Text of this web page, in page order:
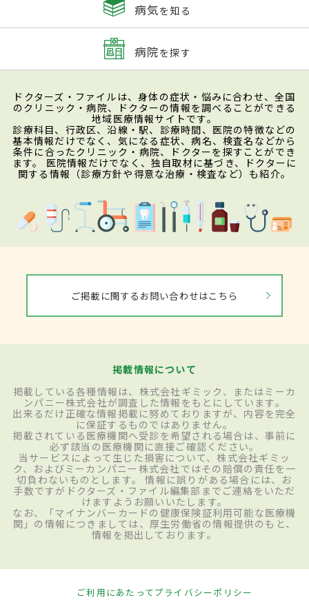
病気を知る
病院を探す
ドクターズ・ファイルは、身体の症状・悩みに合わせ、全国
のクリニック・病院、ドクターの情報を調べることができる
地域医療情報サイトです。
診療科目、行政区、沿線・駅、診療時間、医院の特徴などの
基本情報だけでなく、気になる症状、病名、検査名などから
条件に合ったクリニック・病院、ドクターを探すことができ
ます。 医院情報だけでなく、独自取材に基づき、ドクターに
関する情報（診療方針や得意な治療・検査など）も紹介。
ご掲載に関するお問い合わせはこちら
掲載情報について
掲載している各種情報は、株式会社ギミック、またはミーカ
ンパニー株式会社が調査した情報をもとにしています。
出来るだけ正確な情報掲載に努めておりますが、内容を完全
に保証するものではありません。
掲載されている医療機関へ受診を希望される場合は、事前に
必ず該当の医療機関に直接ご確認ください。
当サービスによって生じた損害について、株式会社ギミッ
ク、およびミーカンパニー株式会社ではその賠償の責任を一
切負わないものとします。 情報に誤りがある場合には、お
手数ですがドクターズ・ファイル編集部までご連絡をいただ
けますようお願いいたします。
なお、「マイナンバーカードの健康保険証利用可能な医療機
関」の情報につきましては、厚生労働省の情報提供のもと、
情報を掲出しております。
ご利用にあたってプライバシーポリシー